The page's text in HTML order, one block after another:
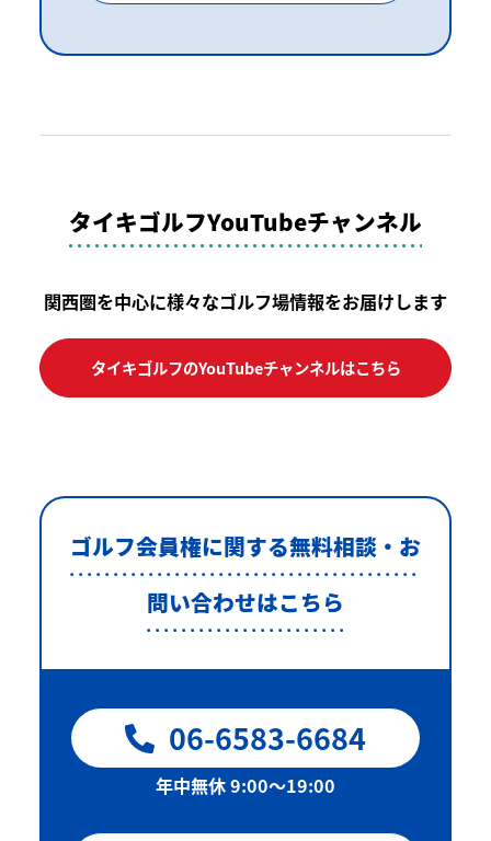
タイキゴルフYouTubeチャンネル
関西圏を中心に様々なゴルフ場情報をお届けします
タイキゴルフのYouTubeチャンネルはこちら
ゴルフ会員権に関する無料相談・お
問い合わせはこちら
06-6583-6684
年中無休 9:00〜19:00